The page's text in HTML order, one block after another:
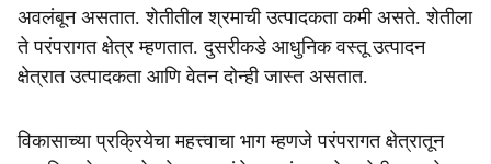
e
अवलंबून असतात. शेतीतील श्रमाची उत्पादकता कमी असते. शेतीला
ते परंपरागत क्षेत्र म्हणतात. दुसरीकडे आधुनिक वस्तू उत्पादन
क्षेत्रात उत्पादकता आणि वेतन दोन्ही जास्त असतात.
विकासाच्या प्रक्रियेचा महत्त्वाचा भाग म्हणजे परंपरागत क्षेत्रातून